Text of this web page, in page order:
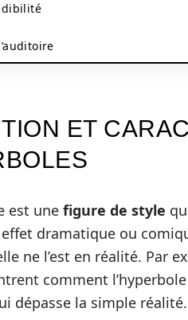
ET
est une figure de style
dramatique ou
ne l’est en réalité. Par
comment
dépasse la simple réalité.